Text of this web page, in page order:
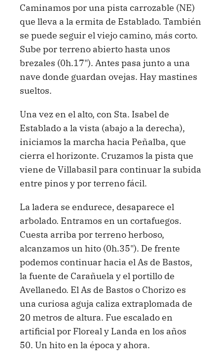
Caminamos por una pista carrozable (NE)
que lleva a la ermita de Establado. También
se puede seguir el viejo camino, más corto.
Sube por terreno abierto hasta unos
brezales (0h.17"). Antes pasa junto a una
nave donde guardan ovejas. Hay mastines
sueltos.
Una vez en el alto, con Sta. Isabel de
Establado a la vista (abajo a la derecha),
iniciamos la marcha hacia Peñalba, que
cierra el horizonte. Cruzamos la pista que
viene de Villabasil para continuar la subida
entre pinos y por terreno fácil.
La ladera se endurece, desaparece el
arbolado. Entramos en un cortafuegos.
Cuesta arriba por terreno herboso,
alcanzamos un hito (0h.35"). De frente
podemos continuar hacia el As de Bastos,
la fuente de Carañuela y el portillo de
Avellanedo. El As de Bastos o Chorizo es
una curiosa aguja caliza extraplomada de
20 metros de altura. Fue escalado en
artificial por Floreal y Landa en los años
50. Un hito en la época y ahora.